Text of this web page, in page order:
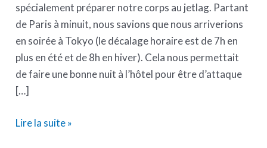
spécialement préparer notre corps au jetlag. Partant
de Paris à minuit, nous savions que nous arriverions
en soirée à Tokyo (le décalage horaire est de 7h en
plus en été et de 8h en hiver). Cela nous permettait
de faire une bonne nuit à l’hôtel pour être d’attaque
[…]
Lire la suite »